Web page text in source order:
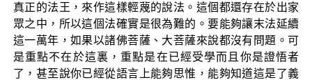
真正的法王，來作這樣輕蔑的說法。這個都還存在於出家
眾之中，所以這個法確實是很為難的。要能夠讓末法延續
這一萬年，如果以諸佛菩薩、大菩薩來說都沒有問題。可
是重點不在於這裏，重點是在已經受學而且你是證悟者
了，甚至說你已經從語言上能夠思惟，能夠知道這是了義